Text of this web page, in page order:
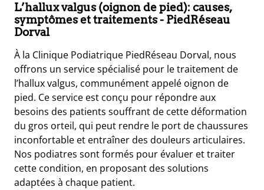
L’hallux valgus (oignon de pied): causes,
symptômes et traitements- PiedRéseau
Dorval
À la Clinique Podiatrique PiedRéseau Dorval, nous
offrons un service spécialisé pour le traitement de
l’hallux valgus, communément appelé oignon de
pied. Ce service est conçu pour répondre aux
besoins des patients souffrant de cette déformation
du gros orteil, qui peut rendre le port de chaussures
inconfortable et entraîner des douleurs articulaires.
Nos podiatres sont formés pour évaluer et traiter
cette condition, en proposant des solutions
adaptées à chaque patient.